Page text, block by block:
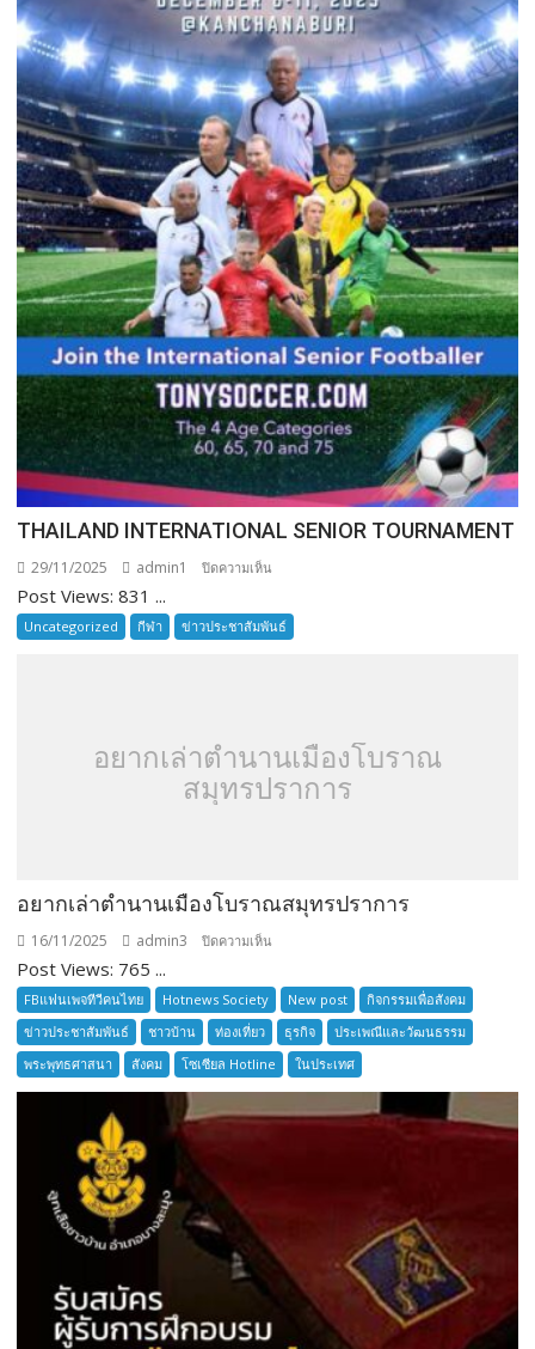
THAILAND INTERNATIONAL SENIOR TOURNAMENT
29/11/2025 admin1 ปิดความเห็น
INTERNATIONAL
SENIOR
Post Views: 831 ...
Uncategorized กีฬา ข่าวประชาสัมพันธ์
อยากเล่าตำนานเมืองโบราณ
สมุทรปราการ
อยากเล่าตำนานเมืองโบราณสมุทรปราการ
16/11/2025 admin3 ปิดความเห็น
เล่า
ตำนาน
เมือง
โบราณ
สมุทรปราการ
Post Views: 765 ...
FBแฟนเพจทีวีคนไทย Hotnews Society New post
กิจกรรมเพื่อสังคม
ข่าวประชาสัมพันธ์
ชาวบ้าน ท่องเที่ยว ธุรกิจ
ประเพณีและวัฒนธรรม
พระพุทธศาสนา
สังคม โซเซียล Hotline ในประเทศ